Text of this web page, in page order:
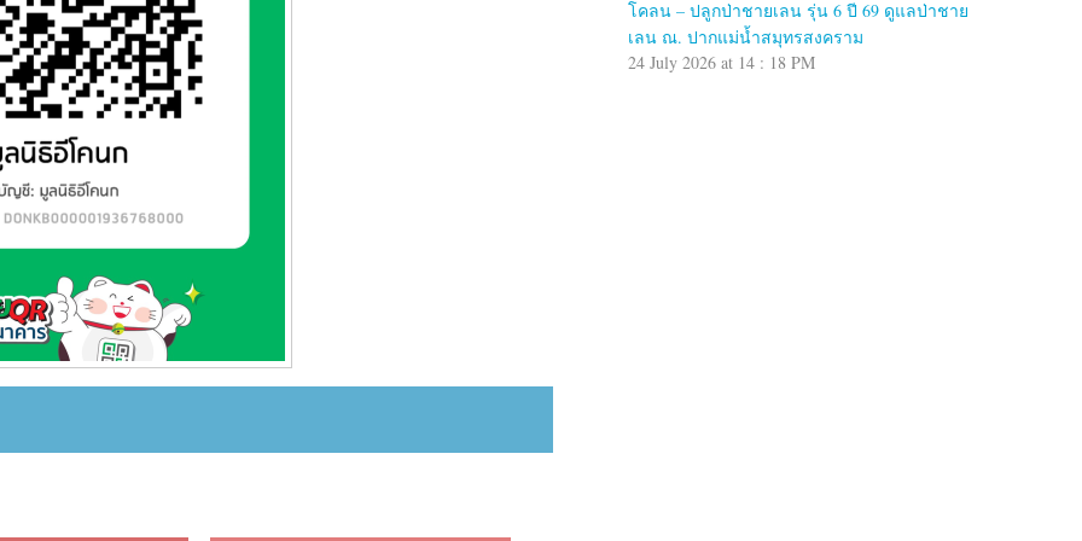
โคลน – ปลูกป่าชายเลน รุ่น 6 ปี 69 ดูแลป่าชาย
เลน ณ. ปากแม่น้ำสมุทรสงคราม
24 July 2026 at 14 : 18 PM